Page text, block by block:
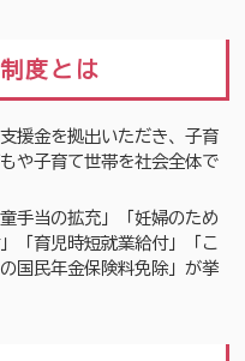
度とは
援金を拠出いただき、子育
や子育て世帯を社会全体で
手当の拡充」「妊婦のため
「育児時短就業給付」「こ
国民年金保険料免除」が挙